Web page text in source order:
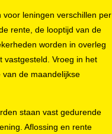
voor leningen verschillen per
rente, de looptijd van de
worden in overleg
vastgesteld. Vroeg in het
de maandelijkse
staan vast gedurende
Aflossing en rente